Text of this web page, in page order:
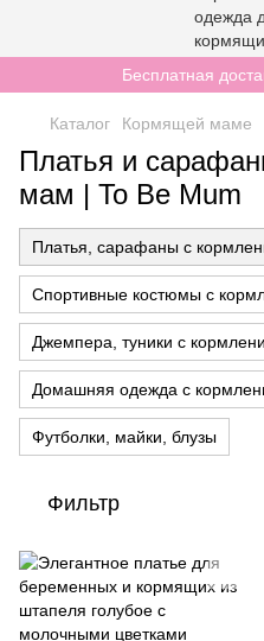
Бесплатная
Каталог Кормящей маме
Платья и
мам | To Be Mum
Платья, сарафаны с
Спортивные костюмы с
Джемпера, туники с
Домашняя одежда с
Футболки, майки, блузы
Фильтр